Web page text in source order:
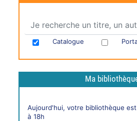
Catalogue
Ma
liveAujourd'hui, votre bibliothèque
à 18h